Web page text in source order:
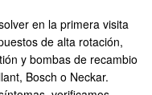
en la primera visita
de alta rotación,
y bombas de recambio
Bosch o Neckar.